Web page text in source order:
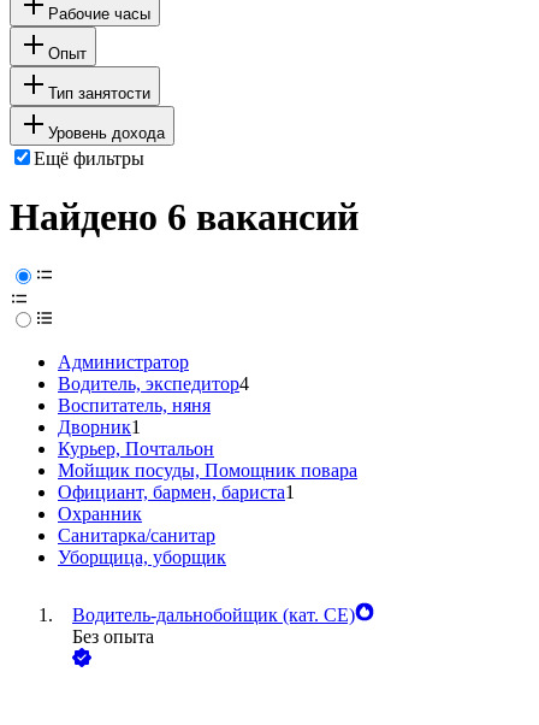
Рабочие часы
Опыт
Тип занятости
Уровень дохода
Ещё фильтры
Найдено 6 вакансий
Администратор
Водитель, экспедитор4
Воспитатель, няня
Дворник1
Курьер, Почтальон
Мойщик посуды, Помощник повара
Официант, бармен, бариста1
Охранник
Санитарка/санитар
Уборщица, уборщик
Водитель-дальнобойщик (кат. CE)
Без опыта